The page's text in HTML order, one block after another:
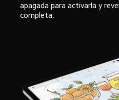
apagada para activarla y
completa.